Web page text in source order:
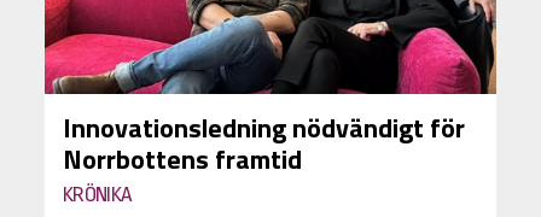
Innovationsledning nödvändigt för
Norrbottens framtid
KRÖNIKA